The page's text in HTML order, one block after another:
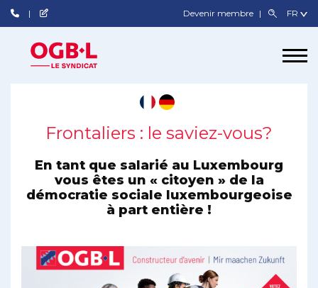
Devenir membre
Frontaliers : le saviez-vous?
En tant que salarié au Luxembourg
vous êtes un « citoyen » de la
démocratie sociale luxembourgeoise
à part entière !